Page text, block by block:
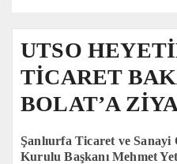
UTSO
TİCARET
BOLAT’A
Şanlıurfa Ticaret ve Sanayi
Kurulu Başkanı Mehmet